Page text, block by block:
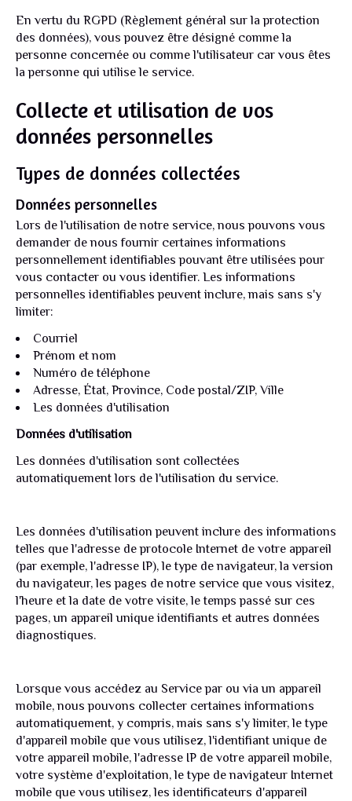
En vertu du RGPD (Règlement général sur la protection
des données), vous pouvez être désigné comme la
personne concernée ou comme l'utilisateur car vous êtes
la personne qui utilise le service.
Collecte et utilisation de vos
données personnelles
Types de données collectées
Données personnelles
Lors de l'utilisation de notre service, nous pouvons vous
demander de nous fournir certaines informations
personnellement identifiables pouvant être utilisées pour
vous contacter ou vous identifier. Les informations
personnelles identifiables peuvent inclure, mais sans s'y
limiter:
Courriel
Prénom et nom
Numéro de téléphone
Adresse, État, Province, Code postal/ZIP, Ville
Les données d'utilisation
Données d'utilisation
Les données d'utilisation sont collectées
automatiquement lors de l'utilisation du service.
Les données d'utilisation peuvent inclure des informations
telles que l'adresse de protocole Internet de votre appareil
(par exemple, l'adresse IP), le type de navigateur, la version
du navigateur, les pages de notre service que vous visitez,
l'heure et la date de votre visite, le temps passé sur ces
pages, un appareil unique identifiants et autres données
diagnostiques.
Lorsque vous accédez au Service par ou via un appareil
mobile, nous pouvons collecter certaines informations
automatiquement, y compris, mais sans s'y limiter, le type
d'appareil mobile que vous utilisez, l'identifiant unique de
votre appareil mobile, l'adresse IP de votre appareil mobile,
votre système d'exploitation, le type de navigateur Internet
mobile que vous utilisez, les identificateurs d'appareil